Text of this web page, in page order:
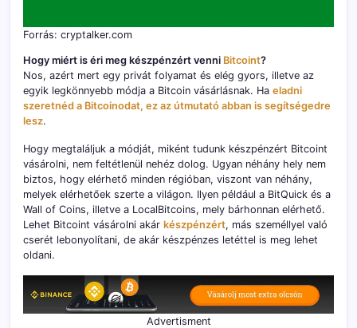
Forrás: cryptalker.com
Hogy miért is éri meg készpénzért venni Bitcoint?
Nos, azért mert egy privát folyamat és elég gyors, illetve az
egyik legkönnyebb módja a Bitcoin vásárlásnak. Ha eladni
szeretnéd a Bitcoinodat, ez az útmutató abban is segítségedre
lesz.
Hogy megtaláljuk a módját, miként tudunk készpénzért Bitcoint
vásárolni, nem feltétlenül nehéz dolog. Ugyan néhány hely nem
biztos, hogy elérhető minden régióban, viszont van néhány,
melyek elérhetőek szerte a világon. Ilyen például a BitQuick és a
Wall of Coins, illetve a LocalBitcoins, mely bárhonnan elérhető.
Lehet Bitcoint vásárolni akár készpénzért, más személlyel való
cserét lebonyolítani, de akár készpénzes letéttel is meg lehet
oldani.
Advertisment